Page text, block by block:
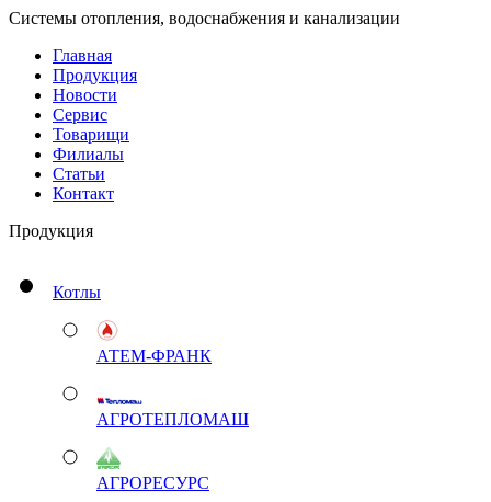
Системы отопления, водоснабжения и канализации
Главная
Продукция
Новости
Сервис
Товарищи
Филиалы
Статьи
Контакт
Продукция
Котлы
АТЕМ-ФРАНК
АГРОТЕПЛОМАШ
АГРОРЕСУРС